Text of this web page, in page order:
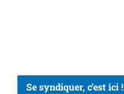
Se syndiquer, c’est ici !